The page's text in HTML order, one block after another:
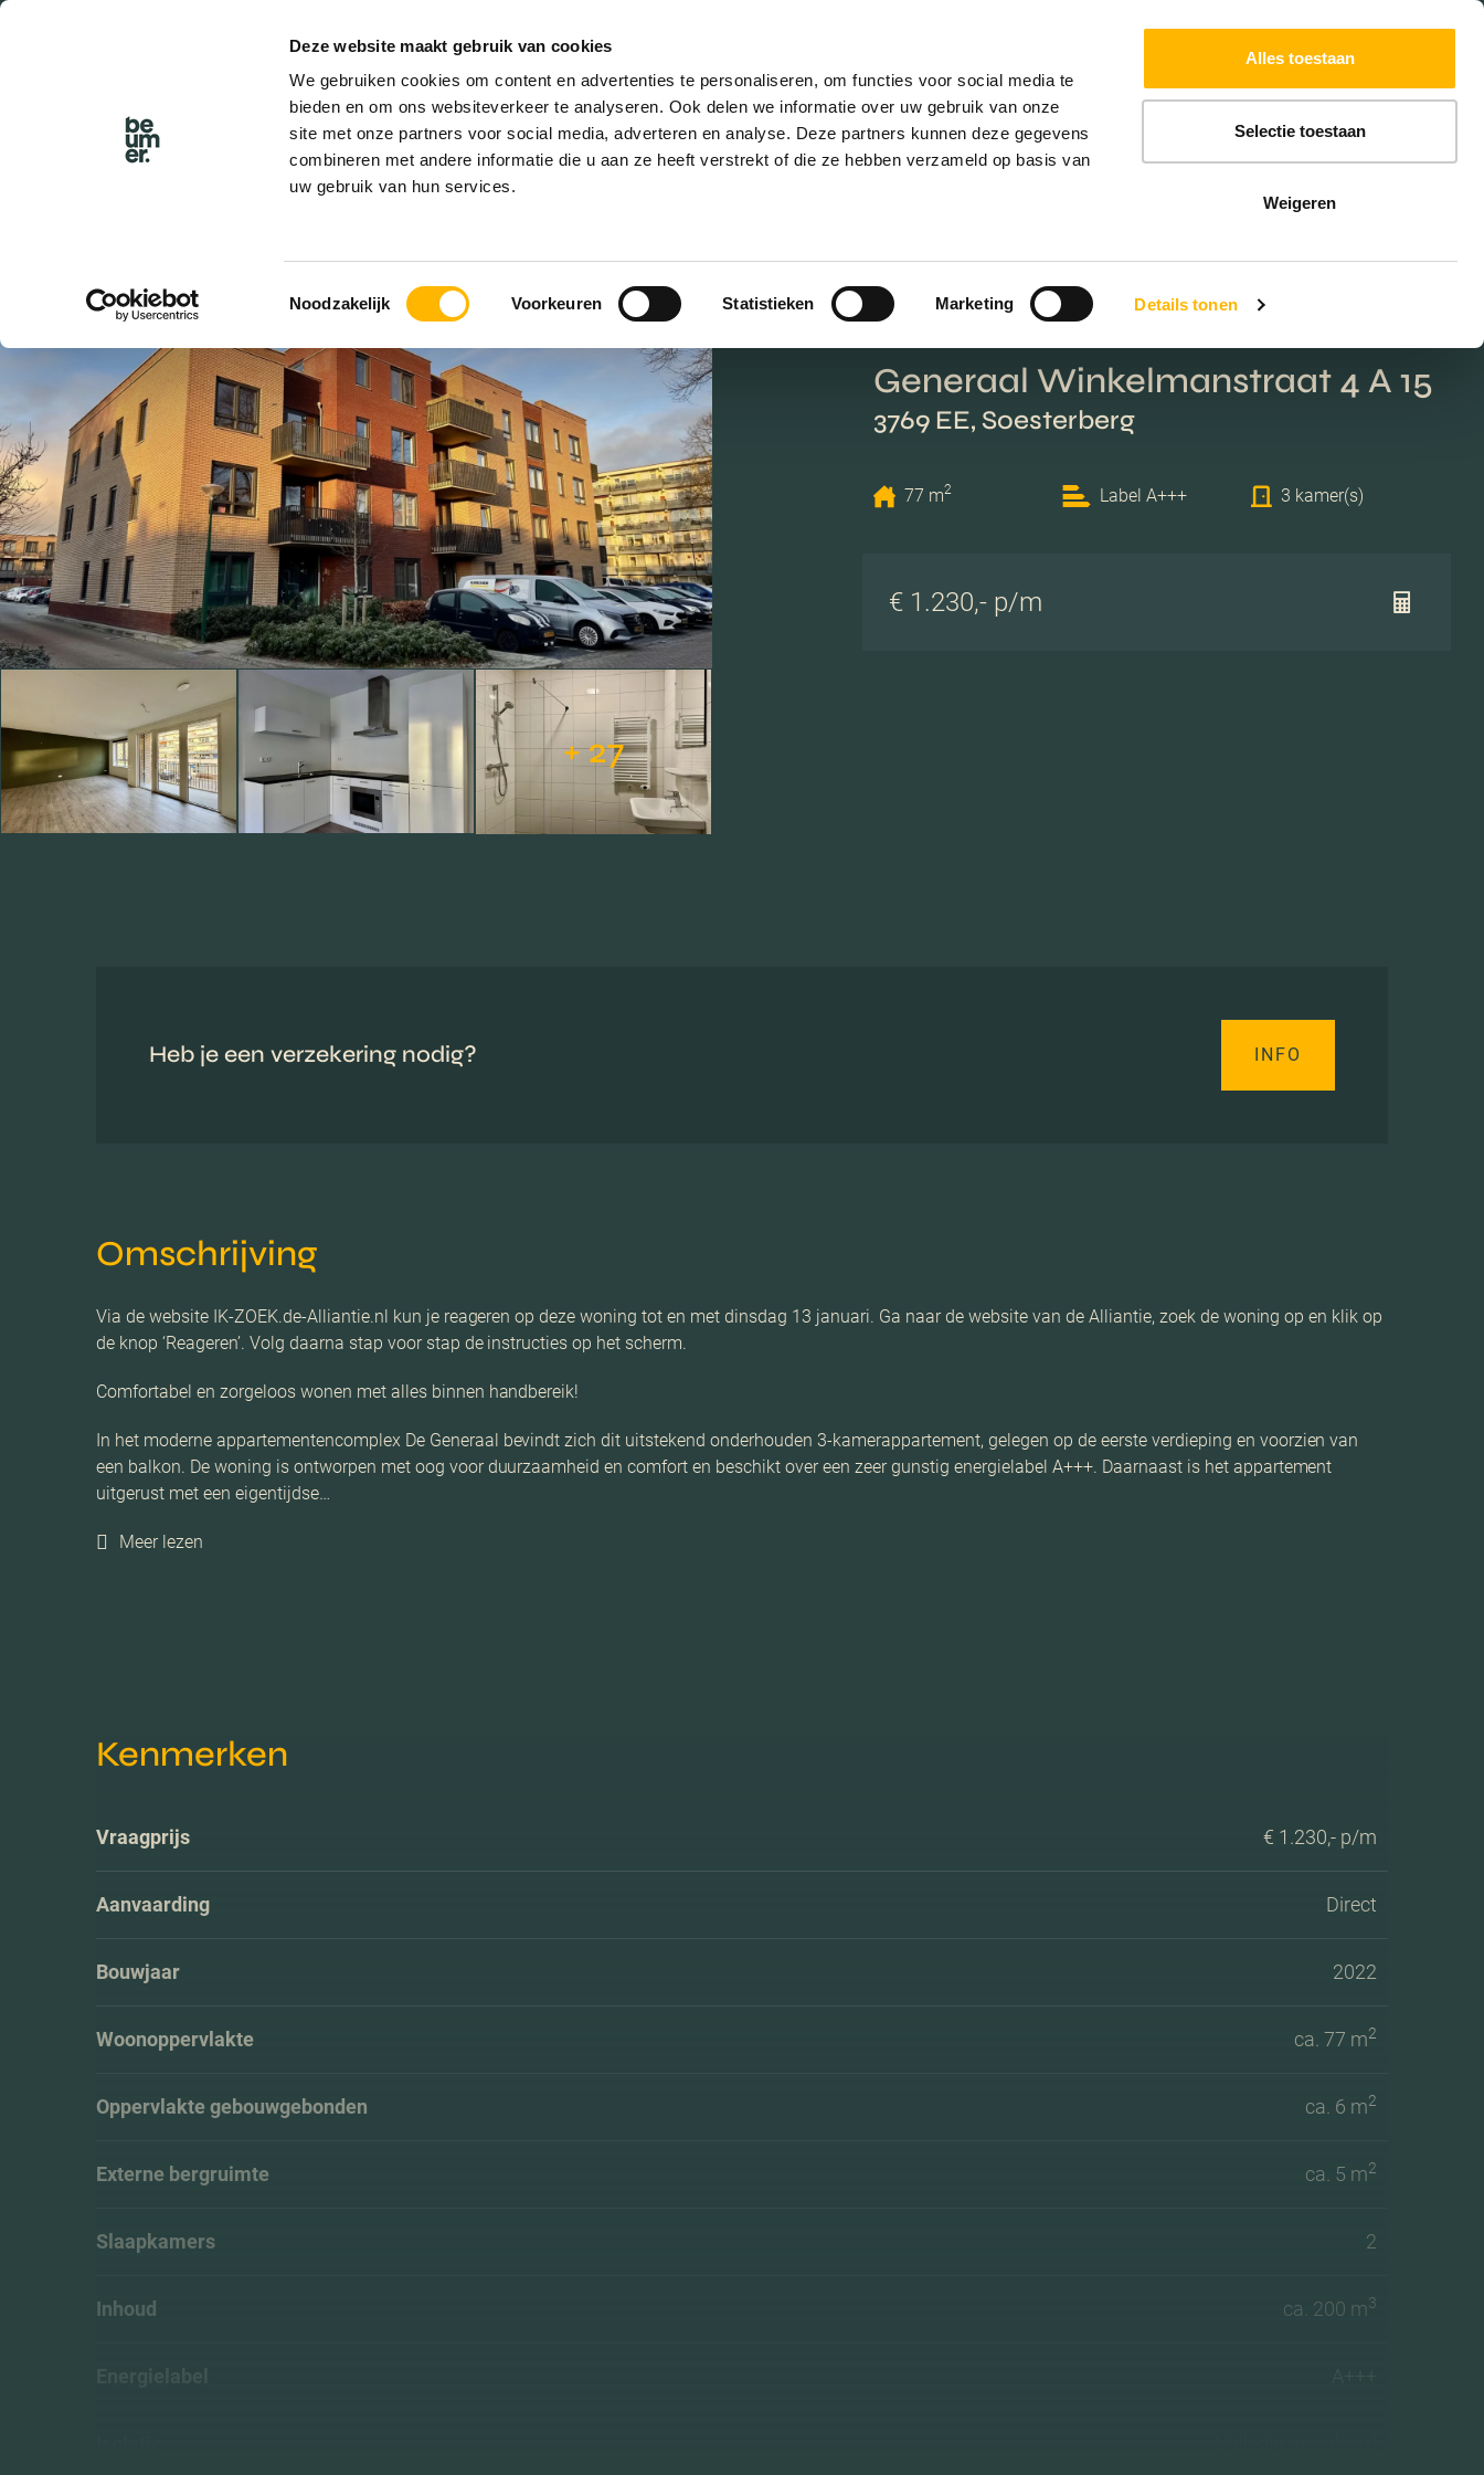
Deze website maakt gebruik van cookies
We gebruiken cookies om content en advertenties te personaliseren, om functies voor social media te
bieden en om ons websiteverkeer te analyseren. Ook delen we informatie over uw gebruik van onze
site met onze partners voor social media, adverteren en analyse. Deze partners kunnen deze gegevens
combineren met andere informatie die u aan ze heeft verstrekt of die ze hebben verzameld op basis van
uw gebruik van hun services.
Toestemmingsselectie
Noodzakelijk Voorkeuren Statistieken Marketing Details tonen
Alles toestaan
Selectie toestaan
Weigeren
EXTRA DIENSTEN
+ 27
Generaal Winkelmanstraat 4 A 15
3769 EE, Soesterberg
77 m2 Label A+++ 3 kamer(s)
€ 1.230,- p/m
Heb je een verzekering nodig? INFO
Omschrijving
Via de website IK-ZOEK.de-Alliantie.nl kun je reageren op deze woning tot en met dinsdag 13 januari. Ga naar de website van de Alliantie, zoek de woning op en klik op
de knop ‘Reageren’. Volg daarna stap voor stap de instructies op het scherm.
Comfortabel en zorgeloos wonen met alles binnen handbereik!
In het moderne appartementencomplex De Generaal bevindt zich dit uitstekend onderhouden 3-kamerappartement, gelegen op de eerste verdieping en voorzien van
een balkon. De woning is ontworpen met oog voor duurzaamheid en comfort en beschikt over een zeer gunstig energielabel A+++. Daarnaast is het appartement
uitgerust met een eigentijdse…
Meer lezen
Kenmerken
Vraagprijs € 1.230,- p/m
Aanvaarding Direct
Bouwjaar 2022
Woonoppervlakte ca. 77 m2
Oppervlakte gebouwgebonden ca. 6 m2
Externe bergruimte ca. 5 m2
Slaapkamers 2
Inhoud ca. 200 m3
Energielabel